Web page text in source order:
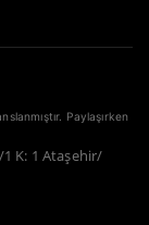
Paylaşırken
K: 1 Ataşehir/